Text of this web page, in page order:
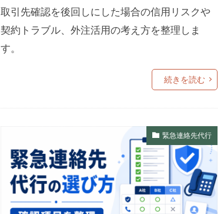
取引先確認を後回しにした場合の信用リスクや
契約トラブル、外注活用の考え方を整理しま
す。
続きを読む
緊急連絡先代行